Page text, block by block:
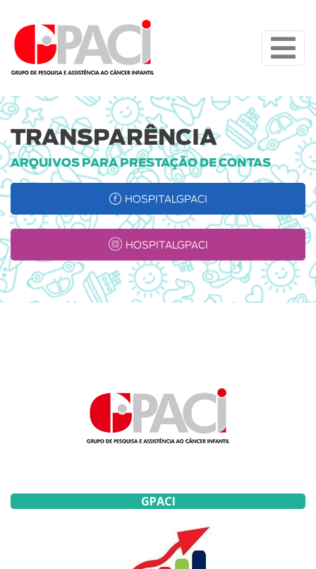
TRANSPARÊNCIA
ARQUIVOS PARA PRESTAÇÃO DE CONTAS
HOSPITALGPACI
HOSPITALGPACI
GPACI